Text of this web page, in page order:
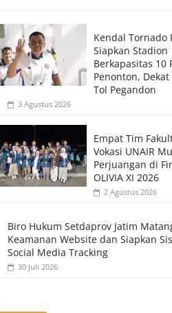
Kendal Tornado
Siapkan Stadion
Berkapasitas 10
Penonton, Dekat
Tol Pegandon
3 Agustus 2026
Empat Tim
Vokasi UNAIR
Perjuangan di
OLIVIA XI 2026
2 Agustus 2026
Biro Hukum Setdaprov Jatim
Keamanan Website dan Siapkan
Social Media Tracking
30 Juli 2026